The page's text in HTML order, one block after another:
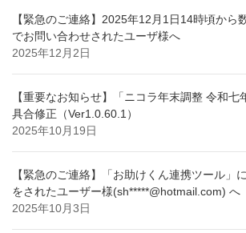
【緊急のご連絡】2025年12月1日14時頃から
でお問い合わせされたユーザ様へ
2025年12月2日
【重要なお知らせ】「ニコラ年末調整 令和七
具合修正（Ver1.0.60.1）
2025年10月19日
【緊急のご連絡】「お助けくん連携ツール」
をされたユーザー様(sh*****@hotmail.com) へ
2025年10月3日